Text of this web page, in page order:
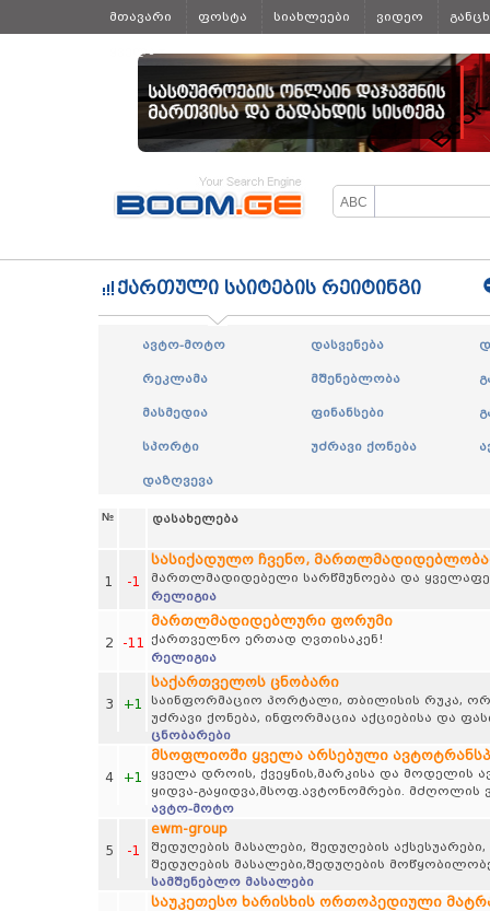
მთავარი ფოსტა სიახლეები ვიდეო
ყველა
ქართული საიტების რეიტინგი
ავტო-მოტო დასვენება
რეკლამა მშენებლობა
მასმედია ფინანსები
სპორტი უძრავი ქონება
დაზღვევა
№ დასახელება
1 -1
სასიქადულო ჩვენო,
მართლმადიდებელი სარწმუნოება და
რელიგია
2 -11
მართლმადიდებლური ფორუმი
ქართველნო ერთად ღვთისაკენ!
რელიგია
3 +1
საქართველოს ცნობარი
საინფორმაციო პორტალი, თბილისის რუკა,
უძრავი ქონება, ინფორმაცია აქციებისა და
ცნობარები
4 +1
მსოფლიოში ყველა არსებული
ყველა დროის, ქვეყნის,მარკისა და მოდელის
ყიდვა-გაყიდვა,მსოფ.ავტონომრები. მძღოლის
ავტო-მოტო
5 -1
ewm-group
შედუღების მასალები, შედუღების
შედუღების მასალები,შედუღების
სამშენებლო მასალები
საუკეთესო ხარისხის ორთოპედიული